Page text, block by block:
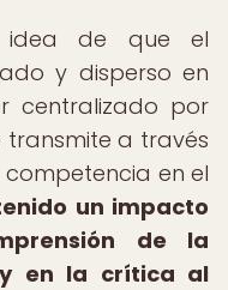
idea de que el
y disperso en
centralizado por
transmite a través
en el
un impacto
de la
en la crítica al